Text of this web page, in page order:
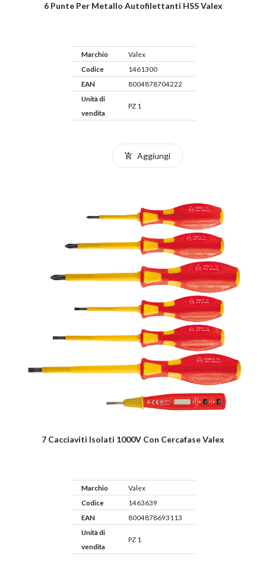
6 Punte Per Metallo Autofilettanti HSS Valex
Marchio
Valex
Codice
1461300
EAN
8004878704222
Unità di
vendita
PZ 1
Aggiungi
7 Cacciaviti Isolati 1000V Con Cercafase Valex
Marchio
Valex
Codice
1463639
EAN
8004878693113
Unità di
vendita
PZ 1